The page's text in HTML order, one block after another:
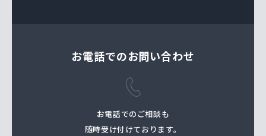
お電話でのお問い合わせ
お電話でのご相談も
随時受け付けております。